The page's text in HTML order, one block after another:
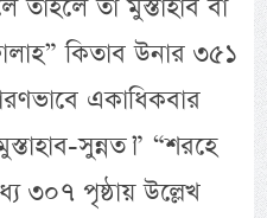
তাহলে তা মুস্তাহাব বা
কিতাব উনার ৩৫১
একাধিকবার
সুন্নত।” “শরহে
৩০৭ পৃষ্ঠায় উল্লেখ